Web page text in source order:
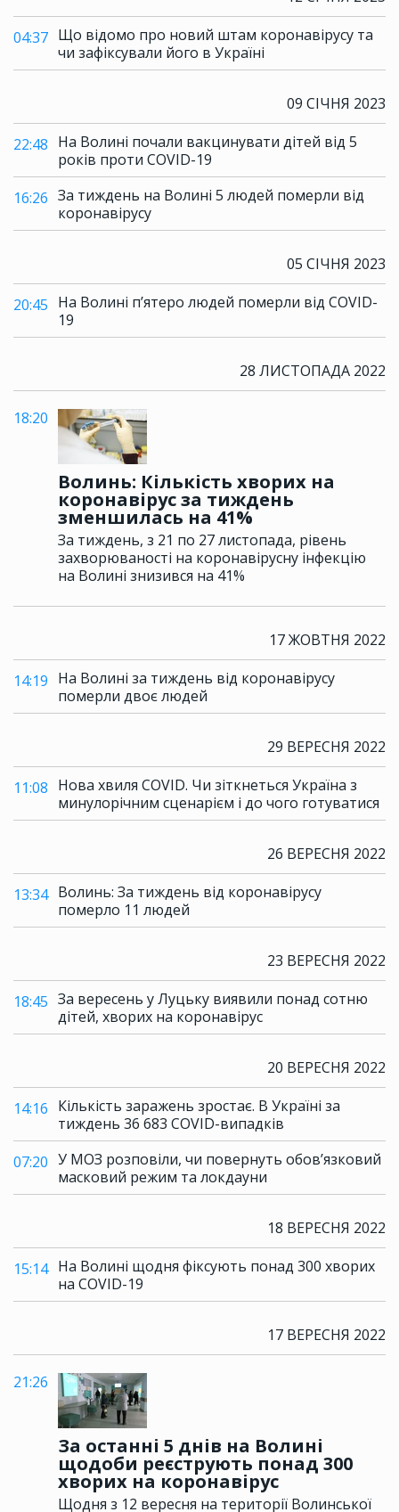
04:37 Що відомо про новий штам коронавірусу та
чи зафіксували його в Україні
09 СІЧНЯ 2023
22:48 На Волині почали вакцинувати дітей від 5
років проти COVID-19
16:26 За тиждень на Волині 5 людей померли від
коронавірусу
05 СІЧНЯ 2023
20:45 На Волині п’ятеро людей померли від COVID-
19
28 ЛИСТОПАДА 2022
18:20
Волинь: Кількість хворих на
коронавірус за тиждень
зменшилась на 41%
За тиждень, з 21 по 27 листопада, рівень
захворюваності на коронавірусну інфекцію
на Волині знизився на 41%
17 ЖОВТНЯ 2022
14:19 На Волині за тиждень від коронавірусу
померли двоє людей
29 ВЕРЕСНЯ 2022
11:08 Нова хвиля COVID. Чи зіткнеться Україна з
минулорічним сценарієм і до чого готуватися
26 ВЕРЕСНЯ 2022
13:34 Волинь: За тиждень від коронавірусу
померло 11 людей
23 ВЕРЕСНЯ 2022
18:45 За вересень у Луцьку виявили понад сотню
дітей, хворих на коронавірус
20 ВЕРЕСНЯ 2022
14:16 Кількість заражень зростає. В Україні за
тиждень 36 683 COVID-випадків
07:20 У МОЗ розповіли, чи повернуть обов’язковий
масковий режим та локдауни
18 ВЕРЕСНЯ 2022
15:14 На Волині щодня фіксують понад 300 хворих
на COVID-19
17 ВЕРЕСНЯ 2022
21:26
За останні 5 днів на Волині
щодоби реєструють понад 300
хворих на коронавірус
Щодня з 12 вересня на території Волинської